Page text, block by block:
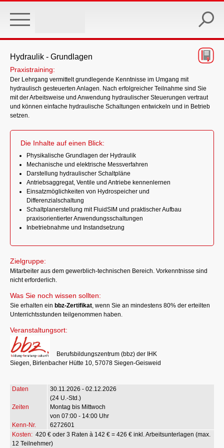
main
Hydraulik - Grundlagen
Praxistraining:
Der Lehrgang vermittelt grundlegende Kenntnisse im Umgang mit
hydraulisch gesteuerten Anlagen. Nach erfolgreicher Teilnahme sind Sie
mit der Arbeitsweise und Anwendung hydraulischer Steuerungen vertraut
und können einfache hydraulische Schaltungen entwickeln und in Betrieb
setzen.
Die Inhalte auf einen Blick:
Physikalische Grundlagen der Hydraulik
Mechanische und elektrische Messverfahren
Darstellung hydraulischer Schaltpläne
Antriebsaggregat, Ventile und Antriebe kennenlernen
Einsatzmöglichkeiten von Hydrospeicher und
Differenzialschaltung
Schaltplanerstellung mit FluidSIM und praktischer Aufbau
praxisorientierter Anwendungsschaltungen
Inbetriebnahme und Instandsetzung
Zielgruppe:
Mitarbeiter aus dem gewerblich-technischen Bereich. Vorkenntnisse sind
nicht erforderlich.
Was Sie noch wissen sollten:
Sie erhalten ein bbz-Zertifikat, wenn Sie an mindestens 80% der erteilten
Unterrichtsstunden teilgenommen haben.
Veranstaltungsort:
Berufsbildungszentrum (bbz) der IHK
Siegen, Birlenbacher Hütte 10, 57078 Siegen-Geisweid
30.11.2026 - 02.12.2026
(24 U.-Std.)
Montag bis Mittwoch
von 07:00 - 14:00 Uhr
6272601
Kosten: 420 € oder 3 Raten à 142 € = 426 € inkl. Arbeitsunterlagen (max.
12 Teilnehmer)